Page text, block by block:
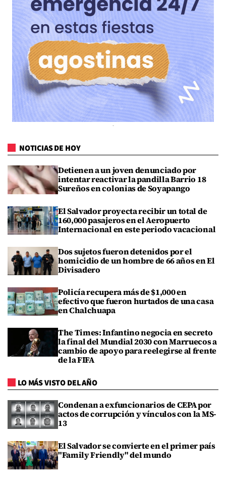
NOTICIAS DE HOY
Detienen a un joven denunciado por
intentar reactivar la pandilla Barrio 18
Sureños en colonias de Soyapango
El Salvador proyecta recibir un total de
160,000 pasajeros en el Aeropuerto
Internacional en este periodo vacacional
Dos sujetos fueron detenidos por el
homicidio de un hombre de 66 años en El
Divisadero
Policía recupera más de $1,000 en
efectivo que fueron hurtados de una casa
en Chalchuapa
The Times: Infantino negocia en secreto
la final del Mundial 2030 con Marruecos a
cambio de apoyo para reelegirse al frente
de la FIFA
LO MÁS VISTO DEL AÑO
Condenan a exfuncionarios de CEPA por
actos de corrupción y vínculos con la MS-
13
El Salvador se convierte en el primer país
"Family Friendly" del mundo